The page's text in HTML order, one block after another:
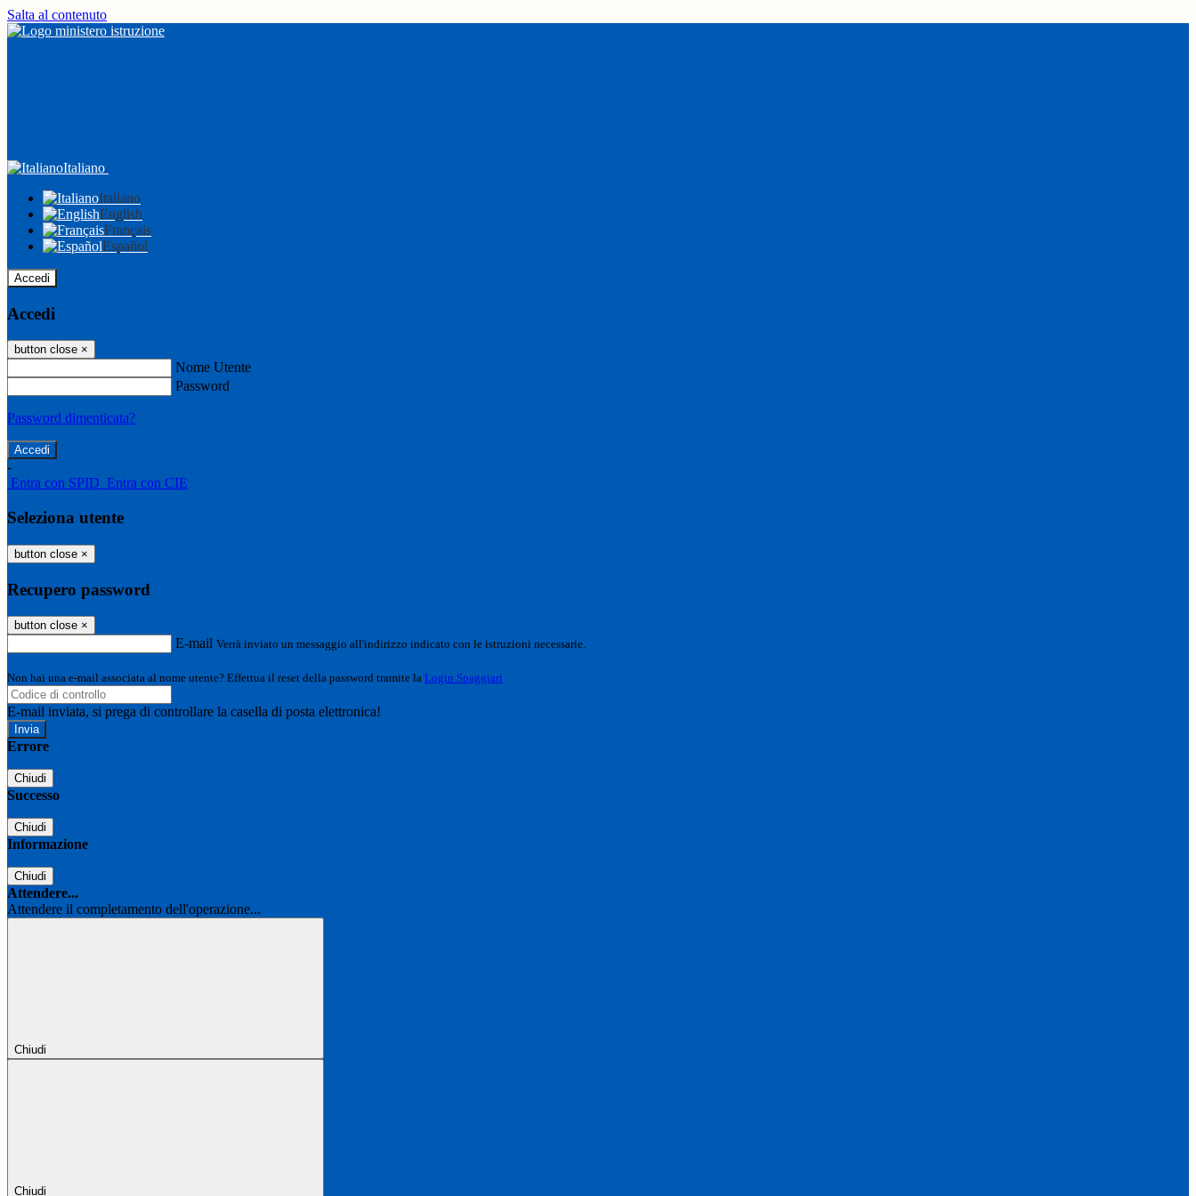
Salta al contenuto
Italiano
Italiano
English
Français
Español
Accedi
Accedi
button close ×
Nome Utente
Password
Password dimenticata?
-
Entra con SPID Entra con CIE
Seleziona utente
button close ×
Recupero password
button close ×
E-mail Verrà inviato un messaggio all'indirizzo indicato con le istruzioni necessarie.
Non hai una e-mail associata al nome utente? Effettua il reset della password tramite la Login Spaggiari
E-mail inviata, si prega di controllare la casella di posta elettronica!
Errore
Chiudi
Successo
Chiudi
Informazione
Chiudi
Attendere...
Attendere il completamento dell'operazione...
Chiudi
Chiudi